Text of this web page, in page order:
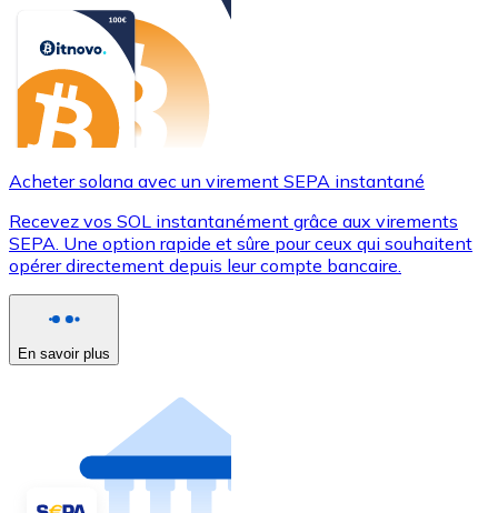
Acheter solana avec un virement SEPA instantané
Recevez vos SOL instantanément grâce aux virements
SEPA. Une option rapide et sûre pour ceux qui souhaitent
opérer directement depuis leur compte bancaire.
En savoir plus